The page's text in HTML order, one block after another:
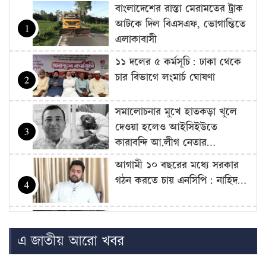
1
বাংলাদেশের রাস্তা মেরামতের ট্রাক
আটকে দিল বিএসএফ, ভোগান্তিতে
এলাকাবাসী
2
১১ দলের ৫ কর্মসূচি: ঢাকা থেকে
চার বিভাগে লংমার্চ ঘোষণা
3
সমালোচনার মুখে হাতকড়া খুলে
দেওয়া হলেও আইসিইউতে
কারাবন্দি আ.লীগ নেতার…
4
আগামী ১০ বছরের মধ্যে সরকার
গঠন করতে চায় এনসিপি: নাহিদ…
5
‘জুলাই গণঅভ্যুত্থান স্মৃতি জাদুঘর’
এ জাতীয় আরো খবর